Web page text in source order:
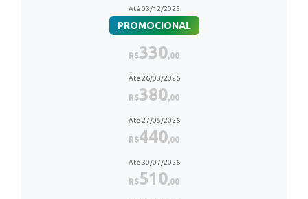
Até 03/12/2025
PROMOCIONAL
R$330,00
Até 26/03/2026
R$380,00
Até 27/05/2026
R$440,00
Até 30/07/2026
R$510,00